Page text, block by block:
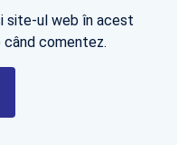
site-ul web în acest
comentez.